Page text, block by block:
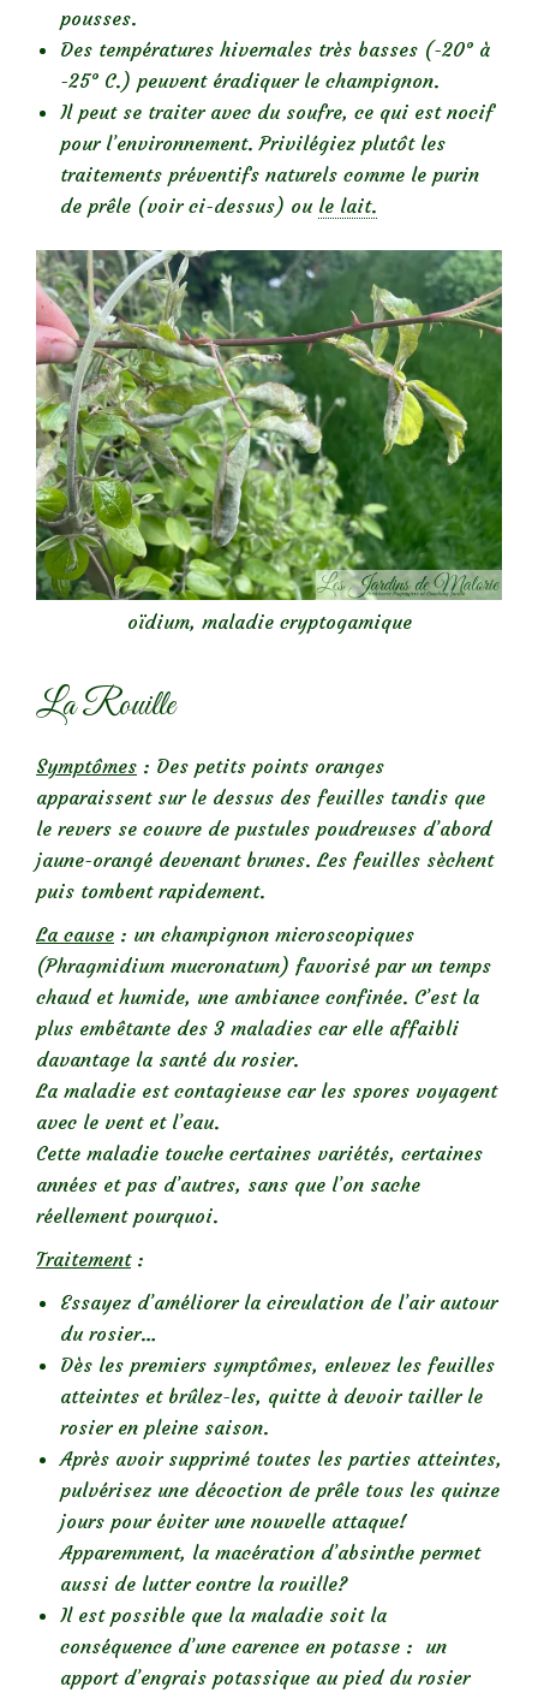
pousses.
Des températures hivernales très basses (-20° à
-25° C.) peuvent éradiquer le champignon.
Il peut se traiter avec du soufre, ce qui est nocif
pour l’environnement. Privilégiez plutôt les
traitements préventifs naturels comme le purin
de prêle (voir ci-dessus) ou le lait.
oïdium, maladie cryptogamique
La Rouille
Symptômes : Des petits points oranges
apparaissent sur le dessus des feuilles tandis que
le revers se couvre de pustules poudreuses d’abord
jaune-orangé devenant brunes. Les feuilles sèchent
puis tombent rapidement.
La cause : un champignon microscopiques
(Phragmidium mucronatum) favorisé par un temps
chaud et humide, une ambiance confinée. C’est la
plus embêtante des 3 maladies car elle affaibli
davantage la santé du rosier.
La maladie est contagieuse car les spores voyagent
avec le vent et l’eau.
Cette maladie touche certaines variétés, certaines
années et pas d’autres, sans que l’on sache
réellement pourquoi.
Traitement:
Essayez d’améliorer la circulation de l’air autour
du rosier…
Dès les premiers symptômes, enlevez les feuilles
atteintes et brûlez-les, quitte à devoir tailler le
rosier en pleine saison.
Après avoir supprimé toutes les parties atteintes,
pulvérisez une décoction de prêle tous les quinze
jours pour éviter une nouvelle attaque!
Apparemment, la macération d’absinthe permet
aussi de lutter contre la rouille?
Il est possible que la maladie soit la
conséquence d’une carence en potasse : un
apport d’engrais potassique au pied du rosier